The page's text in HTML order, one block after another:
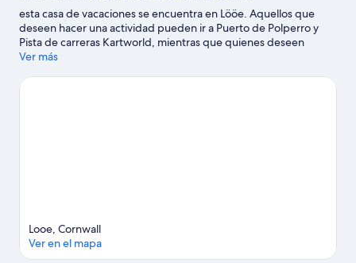
esta casa de vacaciones se encuentra en Lööe. Aquellos que
deseen hacer una actividad pueden ir a Puerto de Polperro y
Pista de carreras Kartworld, mientras que quienes deseen
conocer los puntos de interés del área pueden optar por
También vale la pena conocer Parque de aventuras Adrenalin
Ver más
Looe, Cornwall
Ver en el mapa